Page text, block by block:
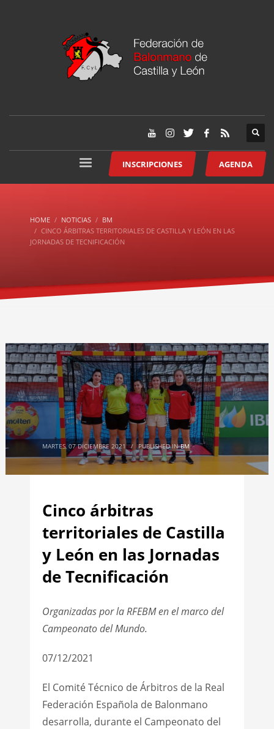
INSCRIPCIONES AGENDA
HOME NOTICIAS
BM
CINCO ÁRBITRAS TERRITORIALES DE CASTILLA Y LEÓN EN LAS
JORNADAS DE TECNIFICACIÓN
MARTES, 07 DICIEMBRE 2021 / PUBLISHED INBM
Cinco árbitras
territoriales de Castilla
y León en las Jornadas
de Tecnificación
Organizadas por la RFEBM en el marco del
Campeonato del Mundo.
07/12/2021
El Comité Técnico de Árbitros de la Real
Federación Española de Balonmano
desarrolla, durante el Campeonato del